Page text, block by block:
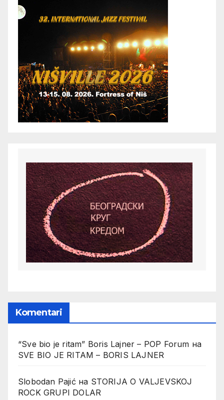
Komentari
“Sve bio je ritam” Boris Lajner – POP Forum на
SVE BIO JE RITAM – BORIS LAJNER
Slobodan Pajićна STORIJA O VALJEVSKOJ
ROCK GRUPI DOLAR